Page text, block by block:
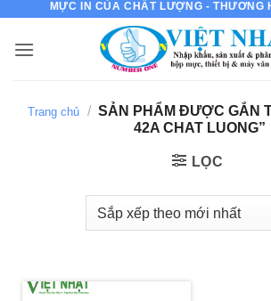
nội
MỰC IN CỦA CHẤT LƯỢNG - THƯƠNG
Trang chủ / SẢN PHẨM ĐƯỢC GẮN
42A CHAT LUONG”
LỌC